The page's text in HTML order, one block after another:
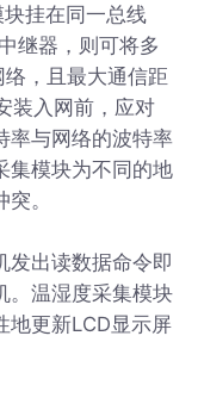
挂在同一总线
继器，则可将多
，且最大通信距
装入网前，应对
率与网络的波特率
集模块为不同的地
。
发出读数据命令即
。温湿度采集模块
地更新LCD显示屏